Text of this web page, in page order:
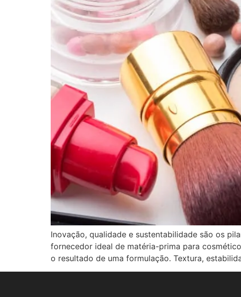
Inovação, qualidade e sustentabilidade são os
fornecedor ideal de matéria-prima para
o resultado de uma formulação. Textura,